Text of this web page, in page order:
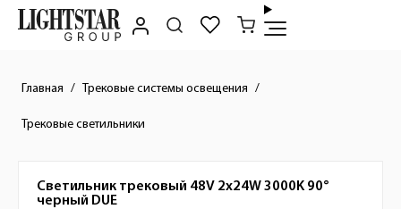
Главная Трековые системы освещения
Трековые светильники
Краткое описание товара
Светильник трековый 48V 2x24W 3000K 90°
черный DUE